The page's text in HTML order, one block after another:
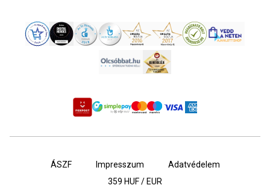
ÁSZF Impresszum
Adatvédelem
359 HUF / EUR